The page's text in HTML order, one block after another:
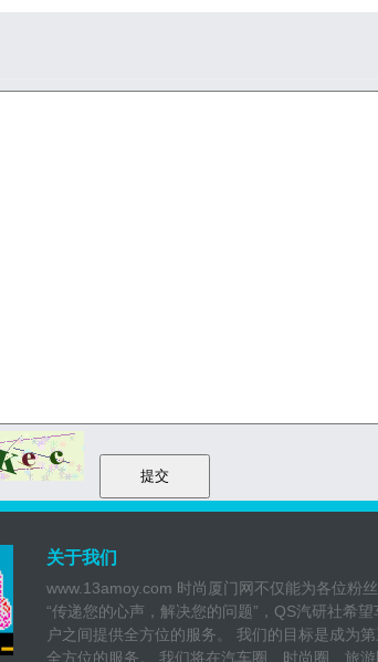
关于我们
www.13amoy.com 时尚厦门网不仅能为各位粉
“传递您的心声，解决您的问题”，QS汽研社希
户之间提供全方位的服务。 我们的目标是成为
全方位的服务。 我们将在汽车圈、时尚圈、旅